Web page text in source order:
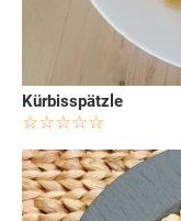
Kürbisspätzle